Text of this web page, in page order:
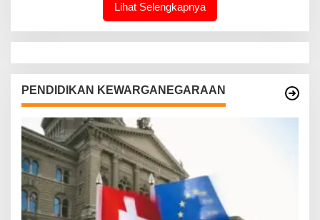
Lihat Selengkapnya
PENDIDIKAN KEWARGANEGARAAN